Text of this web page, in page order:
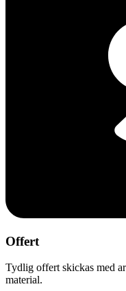
Offert
Tydlig offert skickas med
material.